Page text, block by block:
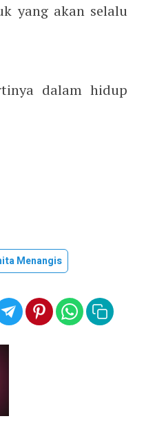
yang akan selalu
dalam hidup
Menangis